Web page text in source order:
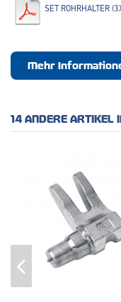
SET ROHRHALTER
Mehr
14 ANDERE ARTIKEL